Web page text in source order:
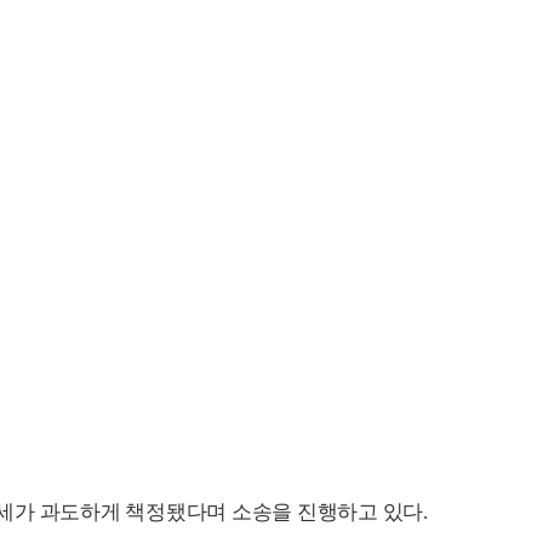
가 과도하게 책정됐다며 소송을 진행하고 있다.